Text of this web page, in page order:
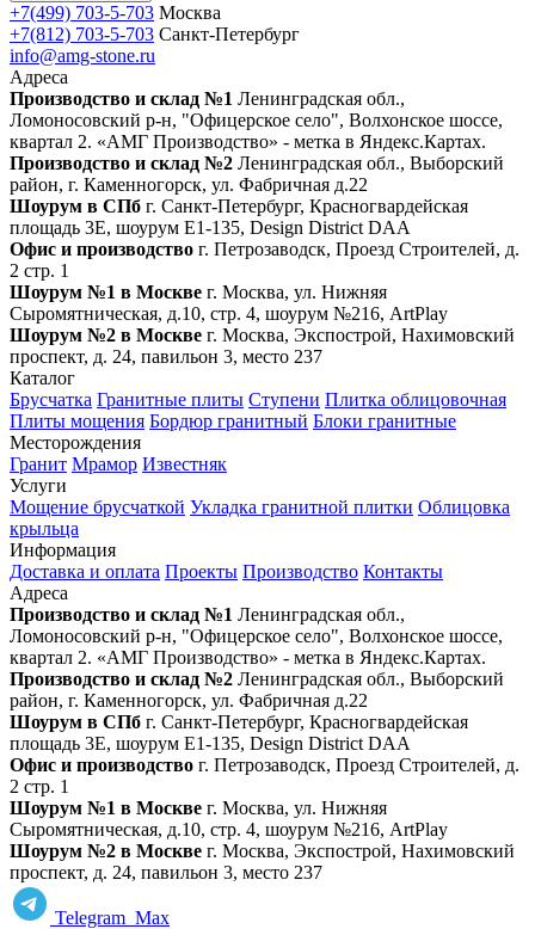
+7(499) 703-5-703 Москва
+7(812) 703-5-703 Санкт-Петербург
info@amg-stone.ru
Адреса
Производство и склад №1 Ленинградская обл.,
Ломоносовский р-н, "Офицерское село", Волхонское шоссе,
квартал 2. «АМГ Производство» - метка в Яндекс.Картах.
Производство и склад №2 Ленинградская обл., Выборский
район, г. Каменногорск, ул. Фабричная д.22
Шоурум в СПб г. Санкт‑Петербург, Красногвардейская
площадь 3Е, шоурум Е1-135, Design District DAA
Офис и производство г. Петрозаводск, Проезд Строителей, д.
2 стр. 1
Шоурум №1 в Москве г. Москва, ул. Нижняя
Сыромятническая, д.10, стр. 4, шоурум №216, ArtPlay
Шоурум №2 в Москве г. Москва, Экспострой, Нахимовский
проспект, д. 24, павильон 3, место 237
Каталог
Брусчатка Гранитные плиты Ступени Плитка облицовочная
Плиты мощения Бордюр гранитный Блоки гранитные
Месторождения
Гранит Мрамор Известняк
Услуги
Мощение брусчаткой Укладка гранитной плитки Облицовка
крыльца
Информация
Доставка и оплата Проекты Производство Контакты
Адреса
Производство и склад №1 Ленинградская обл.,
Ломоносовский р-н, "Офицерское село", Волхонское шоссе,
квартал 2. «АМГ Производство» - метка в Яндекс.Картах.
Производство и склад №2 Ленинградская обл., Выборский
район, г. Каменногорск, ул. Фабричная д.22
Шоурум в СПб г. Санкт‑Петербург, Красногвардейская
площадь 3Е, шоурум Е1-135, Design District DAA
Офис и производство г. Петрозаводск, Проезд Строителей, д.
2 стр. 1
Шоурум №1 в Москве г. Москва, ул. Нижняя
Сыромятническая, д.10, стр. 4, шоурум №216, ArtPlay
Шоурум №2 в Москве г. Москва, Экспострой, Нахимовский
проспект, д. 24, павильон 3, место 237
Telegram Max